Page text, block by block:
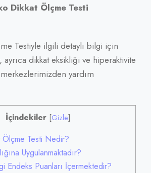
Dikkat Ölçme Testi
Testiyle ilgili detaylı bilgi için
dikkat eksikliği ve hiperaktivite
yardım
İçindekiler [Gizle]
Testi Nedir?
Uygulanmaktadır?
Endeks Puanları İçermektedir?